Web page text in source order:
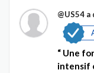
@US54 a
Une
intensif